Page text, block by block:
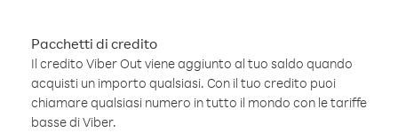
Pacchetti di credito
Il credito Viber Out viene aggiunto al tuo saldo quando
acquisti un importo qualsiasi. Con il tuo credito puoi
chiamare qualsiasi numero in tutto il mondo con le tariffe
basse di Viber.